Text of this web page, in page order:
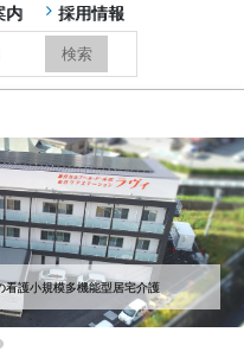
内 採用情報
多機能型居宅介護